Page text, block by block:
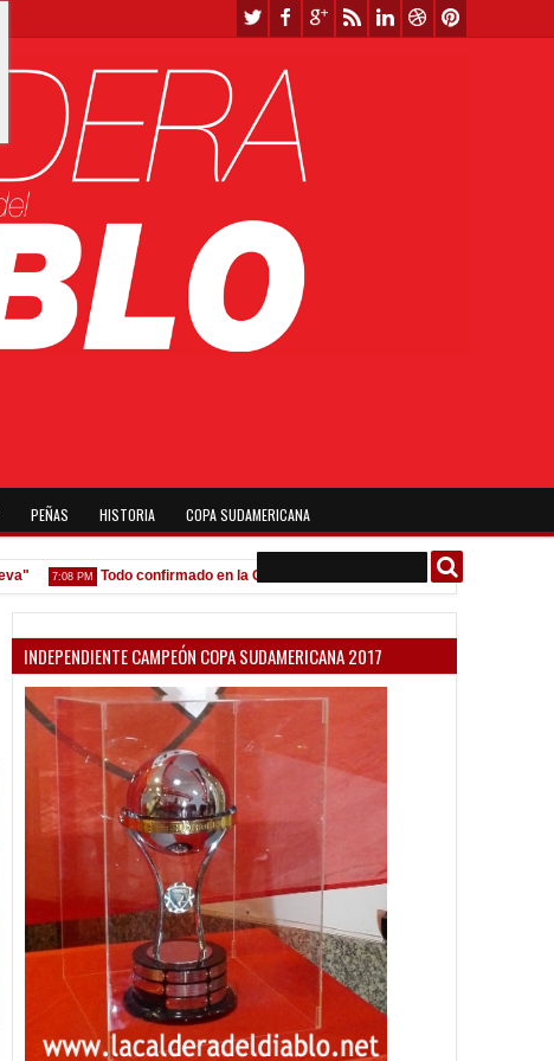
PEÑAS HISTORIA COPA SUDAMERICANA
7:08 PM Todo confirmado en la Copa Argentina Goleada histórica de la
INDEPENDIENTE CAMPEÓN COPA SUDAMERICANA 2017